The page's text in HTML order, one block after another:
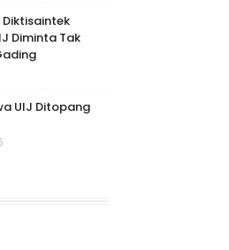
Diktisaintek
Diminta Tak
UIJ Ditopang